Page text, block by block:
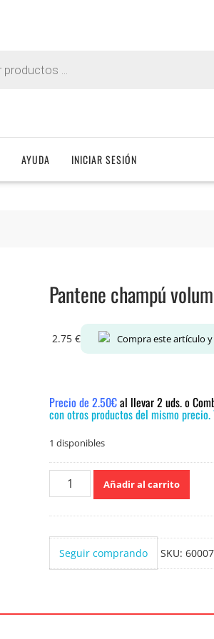
AYUDA INICIAR SESIÓN
Pantene champú
2.75 € Compra este artículo
Precio de 2.50€al llevar 2 uds. o
con otros productos del mismo precio.
1 disponibles
Pantene
champú
cuerpo
250ml
cantidad
Añadir al carrito
Seguir comprando SKU: